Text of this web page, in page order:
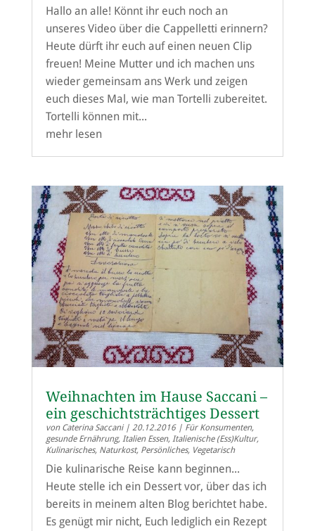
Hallo an alle! Könnt ihr euch noch an
unseres Video über die Cappelletti erinnern?
Heute dürft ihr euch auf einen neuen Clip
freuen! Meine Mutter und ich machen uns
wieder gemeinsam ans Werk und zeigen
euch dieses Mal, wie man Tortelli zubereitet.
Tortelli können mit...
mehr lesen
Weihnachten im Hause Saccani –
ein geschichtsträchtiges Dessert
von Caterina Saccani| 20.12.2016| Für Konsumenten,
gesunde Ernährung, Italien Essen, Italienische (Ess)Kultur,
Kulinarisches, Naturkost, Persönliches, Vegetarisch
Die kulinarische Reise kann beginnen...
Heute stelle ich ein Dessert vor, über das ich
bereits in meinem alten Blog berichtet habe.
Es genügt mir nicht, Euch lediglich ein Rezept